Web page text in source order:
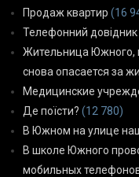
Продаж квартир (16
Телефонний довідник
Жительница Южного,
снова опасается за
Медицинские
Де поїсти? (12 780)
В Южном на улице
В школе Южного
мобильных